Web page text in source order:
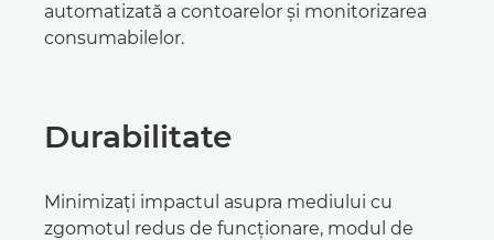
automatizată a contoarelor şi monitorizarea
consumabilelor.
Durabilitate
Minimizaţi impactul asupra mediului cu
zgomotul redus de funcţionare, modul de